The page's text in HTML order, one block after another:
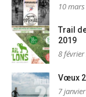
10
Trail
2019
8
Vœux
7